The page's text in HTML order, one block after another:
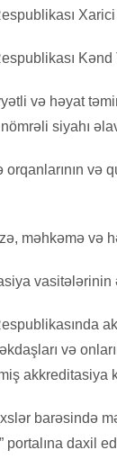
və həyat
siyahı
orqanlarının və
məhkəmə və
vasitələrinin
və
akkreditasiya
barəsində
portalına daxil